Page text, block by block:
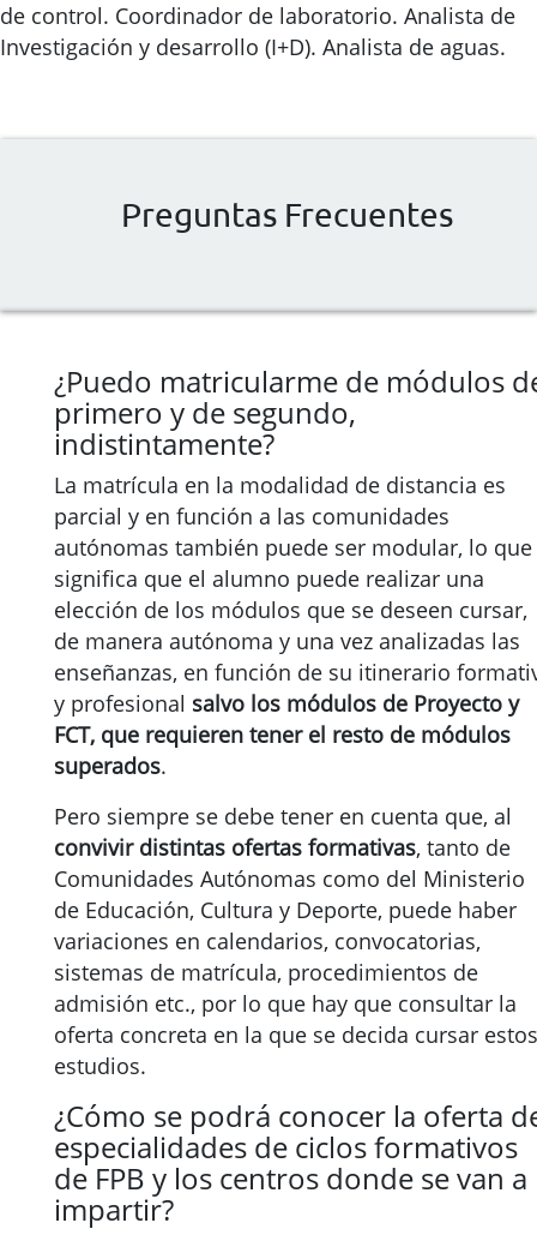
de control. Coordinador de laboratorio. Analista de
Investigación y desarrollo (I+D). Analista de aguas.
Preguntas Frecuentes
¿Puedo matricularme de módulos
primero y de segundo,
indistintamente?
La matrícula en la modalidad de distancia es
parcial y en función a las comunidades
autónomas también puede ser modular, lo que
significa que el alumno puede realizar una
elección de los módulos que se deseen cursar,
de manera autónoma y una vez analizadas las
enseñanzas, en función de su itinerario
y profesional salvo los módulos de Proyecto y
FCT, que requieren tener el resto de módulos
superados.
Pero siempre se debe tener en cuenta que, al
convivir distintas ofertas formativas, tanto de
Comunidades Autónomas como del Ministerio
de Educación, Cultura y Deporte, puede haber
variaciones en calendarios, convocatorias,
sistemas de matrícula, procedimientos de
admisión etc., por lo que hay que consultar la
oferta concreta en la que se decida cursar estos
estudios.
¿Cómo se podrá conocer la oferta
especialidades de ciclos formativos
de FPB y los centros donde se van a
impartir?